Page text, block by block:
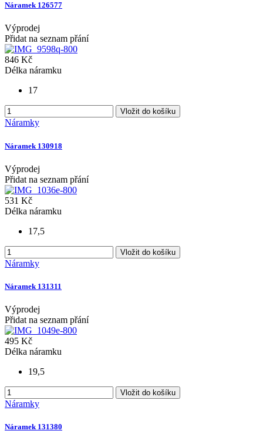
Náramek 126577
Výprodej
Přidat na seznam přání
846 Kč
Délka náramku
17
Vložit do košíku
Náramky
Náramek 130918
Výprodej
Přidat na seznam přání
531 Kč
Délka náramku
17,5
Vložit do košíku
Náramky
Náramek 131311
Výprodej
Přidat na seznam přání
495 Kč
Délka náramku
19,5
Vložit do košíku
Náramky
Náramek 131380